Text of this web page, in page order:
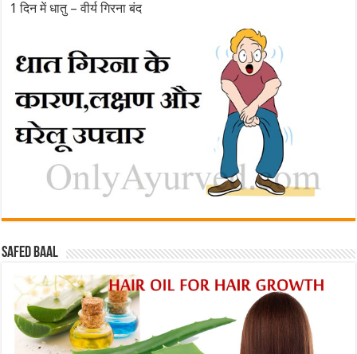
1 दिन में धातु – वीर्य गिरना बंद
Safed baal